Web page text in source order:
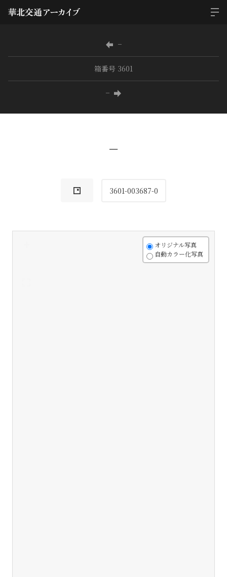
−
箱番号 3601
−
−
3601-003687-0
オリジナル写真
自動カラー化写真